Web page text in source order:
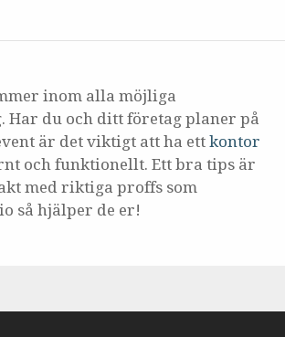
inom alla möjliga
Har du och ditt företag planer på
är det viktigt att ha ett kontor
och funktionellt. Ett bra tips är
med riktiga proffs som
så hjälper de er!